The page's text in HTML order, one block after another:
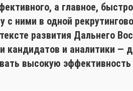
а главное,
с ними в одной
развития Дальнего
кандидатов и аналитики —
высокую